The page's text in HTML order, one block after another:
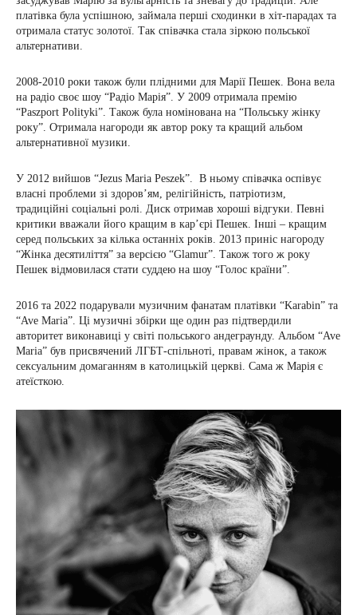
платівка була успішною, займала перші сходинки в хіт-парадах та
отримала статус золотої. Так співачка стала зіркою польської
альтернативи.
2008-2010 роки також були плідними для Марії Пешек. Вона вела
на радіо своє шоу “Радіо Марія”. У 2009 отримала премію
“Paszport Polityki”. Також була номінована на “Польську жінку
року”. Отримала нагороди як автор року та кращий альбом
альтернативної музики.
У 2012 вийшов “Jezus Maria Peszek”. В ньому співачка оспівує
власні проблеми зі здоров’ям, релігійність, патріотизм,
традиційні соціальні ролі. Диск отримав хороші відгуки. Певні
критики вважали його кращим в кар’єрі Пешек. Інші – кращим
серед польських за кілька останніх років. 2013 приніс нагороду
“Жінка десятиліття” за версією “Glamur”. Також того ж року
Пешек відмовилася стати суддею на шоу “Голос країни”.
2016 та 2022 подарували музичним фанатам платівки “Karabin” та
“Ave Maria”. Ці музичні збірки ще один раз підтвердили
авторитет виконавиці у світі польського андеграунду. Альбом “Ave
Maria” був присвячений ЛГБТ-спільноті, правам жінок, а також
сексуальним домаганням в католицькій церкві. Сама ж Марія є
атеїсткою.